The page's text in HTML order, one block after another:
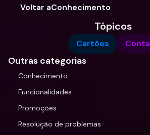
Voltar aConhecimento
Tópicos
Cartões Conta
Outras categorias
Conhecimento
Funcionalidades
Promoções
Resolução de problemas